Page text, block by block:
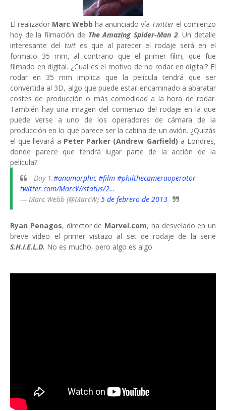
El realizador Marc Webb ha anunciado vía Twitter el comienzo
hoy de la filmación de The Amazing Spider-Man 2. Un detalle
interesante del tuites que al parecer el rodaje será en el
formato 35 mm, al contrario que el primer film, que fue
filmado en digital. ¿Cual es el motivo de no rodar en digital? El
rodar en 35 mm implica que la película tendrá que ser
convertida al 3D, algo que puede estar encaminado a abaratar
costes de producción o más comodidad a la hora de rodar.
También hay una imagen del comienzo del rodaje en la que
puede verse a uno de los operadores de cámara de la
producción en lo que parece ser la cabina de un avión. ¿Quizás
el que llevará a Peter Parker (Andrew Garfield) a Londres,
donde parece que tendrá lugar parte de la acción de la
película?
Day 1.#anamorphic #film #philthecameraoperator
twitter.com/MarcW/status/2…
— Marc Webb (@MarcW) 5 de febrero de 2013
Ryan Penagos, director de Marvel.com, ha desvelado en un
breve vídeo el primer vistazo al set de rodaje de la serie
S.H.I.E.L.D. No es mucho, pero algo es algo.